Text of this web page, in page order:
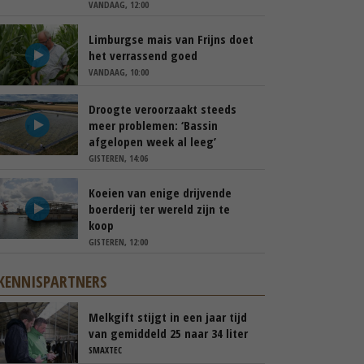
VANDAAG, 12:00
Limburgse mais van Frijns doet
het verrassend goed
VANDAAG, 10:00
Droogte veroorzaakt steeds
meer problemen: ‘Bassin
afgelopen week al leeg’
GISTEREN, 14:06
Koeien van enige drijvende
boerderij ter wereld zijn te
koop
GISTEREN, 12:00
Melkgift stijgt in een jaar tijd
van gemiddeld 25 naar 34 liter
per dag
SMAXTEC